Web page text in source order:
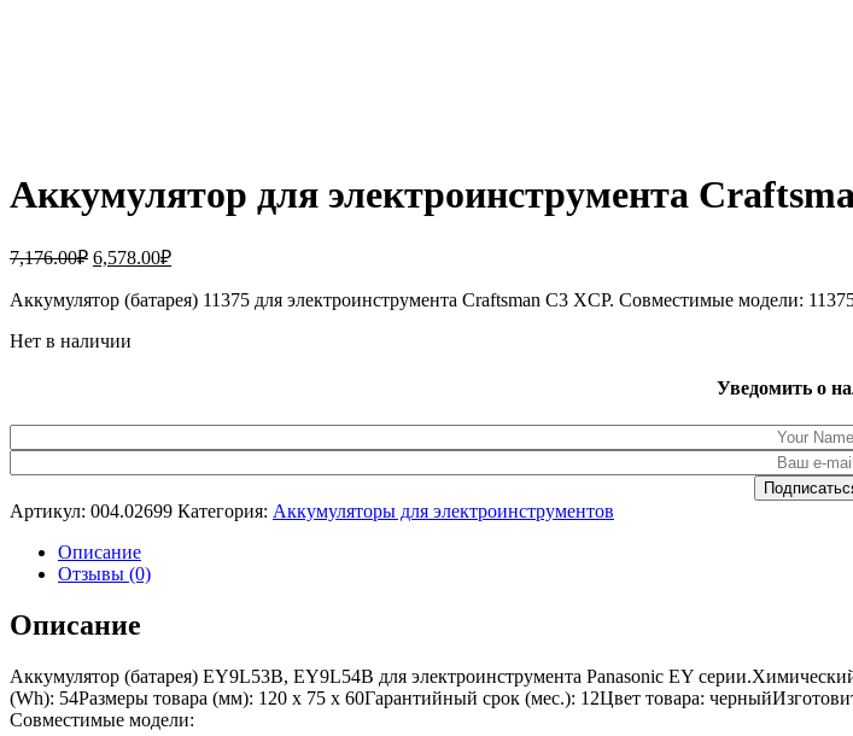
Аккумулятор для электроинструмента
7,176.00₽ Первоначальная
составляла
6,578.00₽Текущая
6,578.00₽.
Аккумулятор (батарея) 11375 для электроинструмента Craftsman C3 XCP. Совместимые модели:
Нет в наличии
Уведомить о
Артикул: 004.02699 Категория: Аккумуляторы для электроинструментов
Описание
Отзывы (0)
Описание
Аккумулятор (батарея) EY9L53B, EY9L54B для электроинструмента Panasonic EY
(Wh): 54Размеры товара (мм): 120 x 75 x 60Гарантийный срок (мес.): 12Цвет товара:
Совместимые модели: